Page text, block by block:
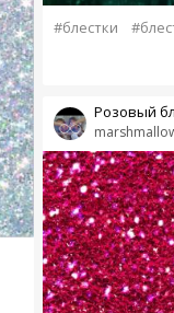
#блестки
Розовый